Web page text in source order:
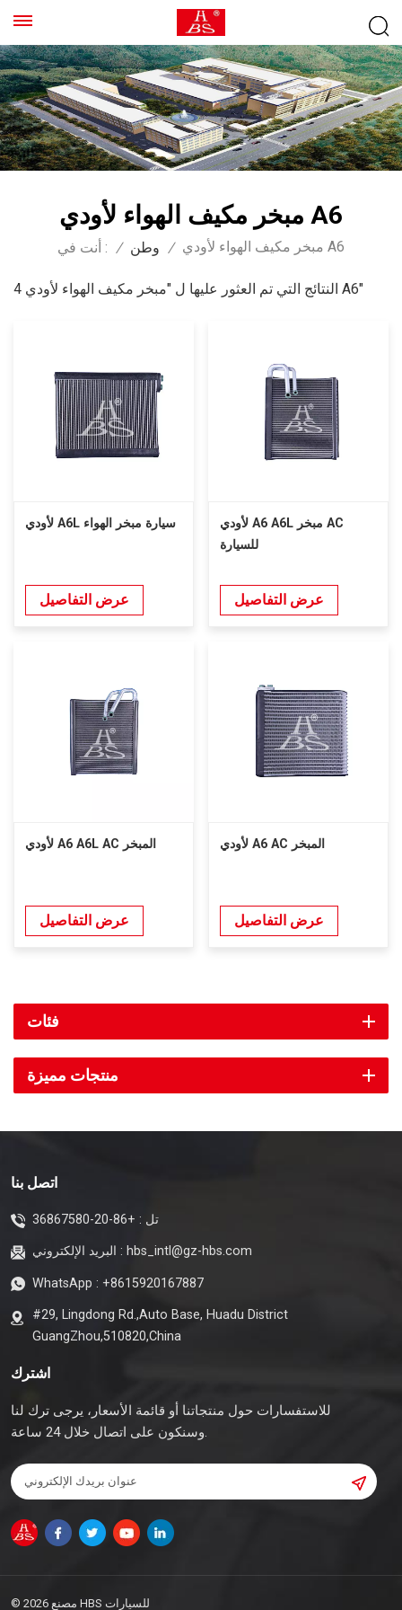
مبخر مكيف الهواء لأودي A6
أنت في : / وطن / مبخر مكيف الهواء لأودي A6
4 النتائج التي تم العثور عليها ل "مبخر مكيف الهواء لأودي A6"
لأودي A6L سيارة مبخر الهواء
عرض التفاصيل
لأودي A6 A6L مبخر AC
للسيارة
عرض التفاصيل
لأودي A6 A6L AC المبخر
عرض التفاصيل
لأودي A6 AC المبخر
عرض التفاصيل
فئات
منتجات مميزة
اتصل بنا
تل : +86-20-36867580
البريد الإلكتروني : hbs_intl@gz-hbs.com
WhatsApp : +8615920167887
#29, Lingdong Rd.,Auto Base, Huadu District
GuangZhou,510820,China
اشترك
للاستفسارات حول منتجاتنا أو قائمة الأسعار، يرجى ترك لنا
وسنكون على اتصال خلال 24 ساعة.
© 2026 مصنع HBS للسيارات